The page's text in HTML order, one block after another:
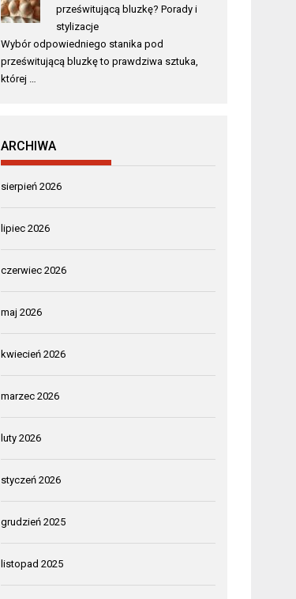
prześwitującą bluzkę? Porady i
stylizacje
Wybór odpowiedniego stanika pod
prześwitującą bluzkę to prawdziwa sztuka,
której …
ARCHIWA
sierpień 2026
lipiec 2026
czerwiec 2026
maj 2026
kwiecień 2026
marzec 2026
luty 2026
styczeń 2026
grudzień 2025
listopad 2025